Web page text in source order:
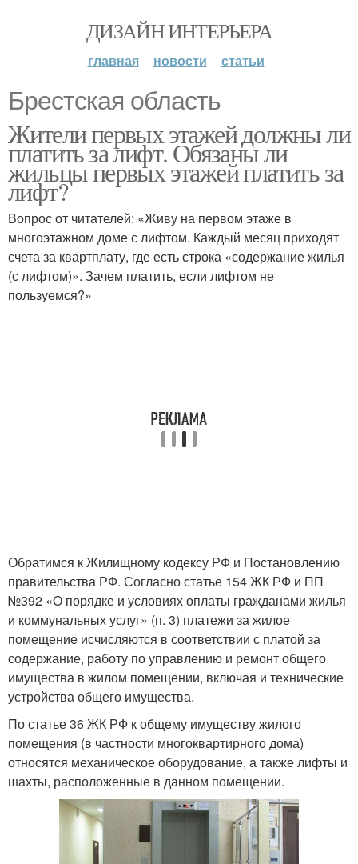
ДИЗАЙН ИНТЕРЬЕРА
главная новости статьи
Брестская область
Жители первых этажей должны ли
платить за лифт. Обязаны ли
жильцы первых этажей платить за
лифт?
Вопрос от читателей: «Живу на первом этаже в
многоэтажном доме с лифтом. Каждый месяц приходят
счета за квартплату, где есть строка «содержание жилья
(с лифтом)». Зачем платить, если лифтом не
пользуемся?»
Обратимся к Жилищному кодексу РФ и Постановлению
правительства РФ. Согласно статье 154 ЖК РФ и ПП
№392 «О порядке и условиях оплаты гражданами жилья
и коммунальных услуг» (п. 3) платежи за жилое
помещение исчисляются в соответствии с платой за
содержание, работу по управлению и ремонт общего
имущества в жилом помещении, включая и технические
устройства общего имущества.
По статье 36 ЖК РФ к общему имуществу жилого
помещения (в частности многоквартирного дома)
относятся механическое оборудование, а также лифты и
шахты, расположенные в данном помещении.